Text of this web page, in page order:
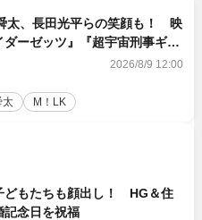
太、長田光平らの笑顔も！ 映
ダーゼッツ』『超宇宙刑事ギャ
ニティ』オフショット到着
2026/8/9 12:00
太 M！LK
どもたちも顔出し！ HG＆住
記念日を祝福